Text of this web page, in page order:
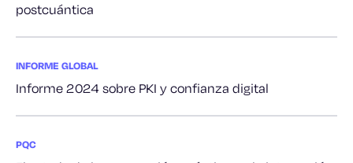
postcuántica
INFORME GLOBAL
Informe 2024 sobre PKI y confianza digital
PQC